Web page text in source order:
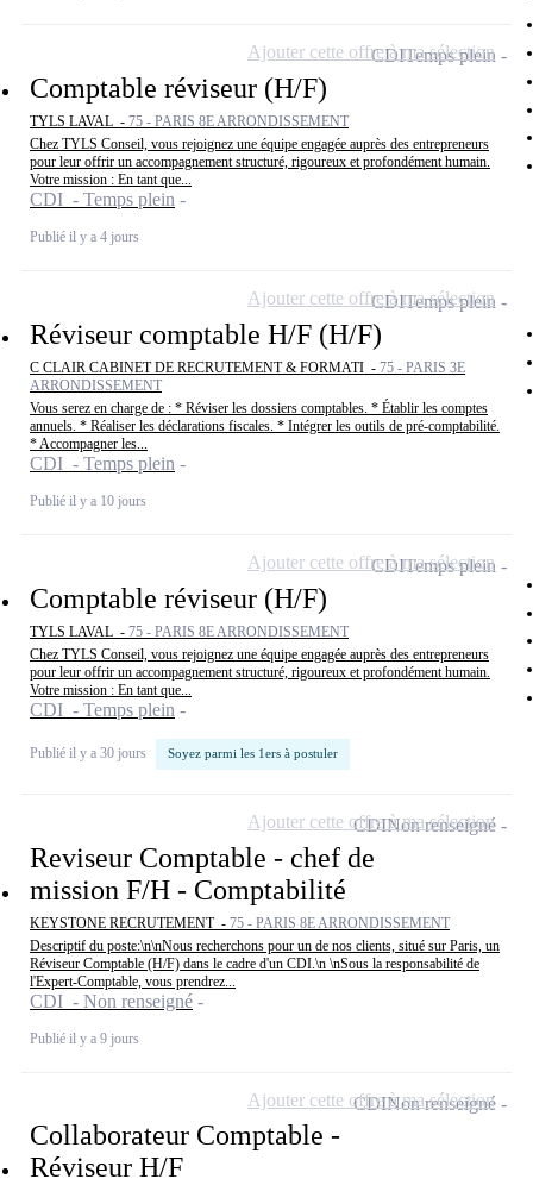
Comptable réviseur (H/F)
TYLS LAVAL - 75 - PARIS 8E ARRONDISSEMENT
Chez TYLS Conseil, vous rejoignez une équipe engagée auprès des entrepreneurs
pour leur offrir un accompagnement structuré, rigoureux et profondément humain.
Votre mission : En tant que...
CDI - Temps plein
Publié il y a 4 jours
CDITemps plein
Ajouter cette offre à ma sélection
Réviseur comptable H/F (H/F)
C CLAIR CABINET DE RECRUTEMENT & FORMATI - 75 - PARIS 3E
ARRONDISSEMENT
Vous serez en charge de : * Réviser les dossiers comptables. * Établir les comptes
annuels. * Réaliser les déclarations fiscales. * Intégrer les outils de pré-comptabilité.
* Accompagner les...
CDI - Temps plein
Publié il y a 10 jours
CDITemps plein
Ajouter cette offre à ma sélection
Comptable réviseur (H/F)
TYLS LAVAL - 75 - PARIS 8E ARRONDISSEMENT
Chez TYLS Conseil, vous rejoignez une équipe engagée auprès des entrepreneurs
pour leur offrir un accompagnement structuré, rigoureux et profondément humain.
Votre mission : En tant que...
CDI - Temps plein
Publié il y a 30 jours Soyez parmi les 1ers à postuler
CDITemps plein
Ajouter cette offre à ma sélection
Reviseur Comptable - chef de
mission F/H - Comptabilité
KEYSTONE RECRUTEMENT - 75 - PARIS 8E ARRONDISSEMENT
Descriptif du poste:\n\nNous recherchons pour un de nos clients, situé sur Paris, un
Réviseur Comptable (H/F) dans le cadre d'un CDI.\n \nSous la responsabilité de
l'Expert-Comptable, vous prendrez...
CDI - Non renseigné
Publié il y a 9 jours
CDINon renseigné
Ajouter cette offre à ma sélection
Collaborateur Comptable -
Réviseur H/F
CDINon renseigné
Ajouter cette offre à ma sélection